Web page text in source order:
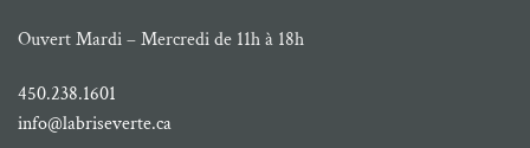
Ouvert Mardi – Mercredi de 11h à 18h
450.238.1601
info@labriseverte.ca